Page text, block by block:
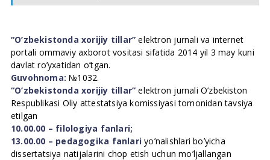
“O’zbekistonda xorijiy tillar” elektron jurnali va internet
portali ommaviy axborot vositasi sifatida 2014 yil 3 may kuni
davlat ro’yxatidan o’tgan.
Guvohnoma: №1032.
“O’zbekistonda xorijiy tillar” elektron jurnali O’zbekiston
Respublikasi Oliy attestatsiya komissiyasi tomonidan tavsiya
etilgan
10.00.00 – filologiya fanlari;
13.00.00 – pedagogika fanlari yo’nalishlari bo’yicha
dissertatsiya natijalarini chop etish uchun mo’ljallangan